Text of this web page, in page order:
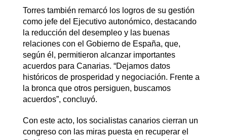
Torres también remarcó los logros de su gestión
como jefe del Ejecutivo autonómico, destacando
la reducción del desempleo y las buenas
relaciones con el Gobierno de España, que,
según él, permitieron alcanzar importantes
acuerdos para Canarias. “Dejamos datos
históricos de prosperidad y negociación. Frente a
la bronca que otros persiguen, buscamos
acuerdos”, concluyó.
Con este acto, los socialistas canarios cierran un
congreso con las miras puesta en recuperar el